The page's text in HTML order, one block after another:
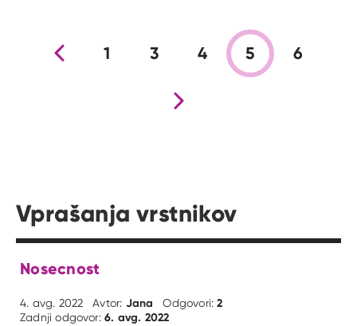
Prejšnja stran
1 3 4 5 6
Nova stran
Vprašanja vrstnikov
Nosecnost
4. avg. 2022 Avtor: Jana Odgovori:2
Zadnji odgovor:6. avg. 2022